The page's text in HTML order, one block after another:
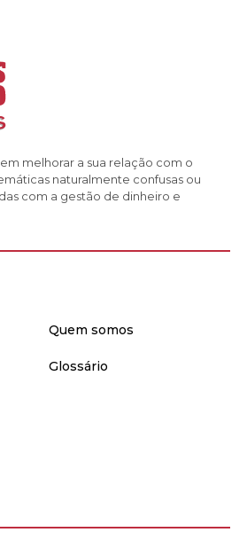
melhorar a sua relação com o
naturalmente confusas ou
com a gestão de dinheiro e
Quem somos
Glossário